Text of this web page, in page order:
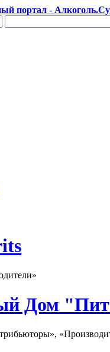
портал - Алкоголь.Су
Дом